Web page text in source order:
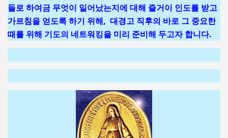
들로 하여금 무엇이 일어났는지에 대해 즐거이 인도를 받고
가르침을 얻도록 하기 위해, 대경고 직후의 바로 그 중요한
때를 위해 기도의 네트워킹을 미리 준비해 두고자 합니다.